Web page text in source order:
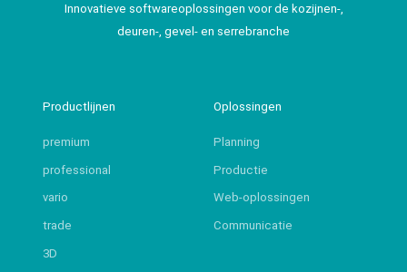
Innovatieve softwareoplossingen voor de kozijnen-,
deuren-, gevel- en serrebranche
Productlijnen
premium
professional
vario
trade
3D
Oplossingen
Planning
Productie
Web-oplossingen
Communicatie